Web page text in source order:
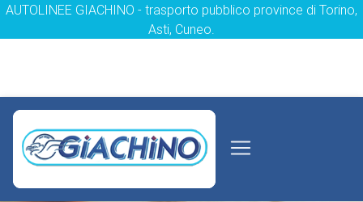
AUTOLINEE GIACHINO - trasporto pubblico province di Torino,
Asti, Cuneo.